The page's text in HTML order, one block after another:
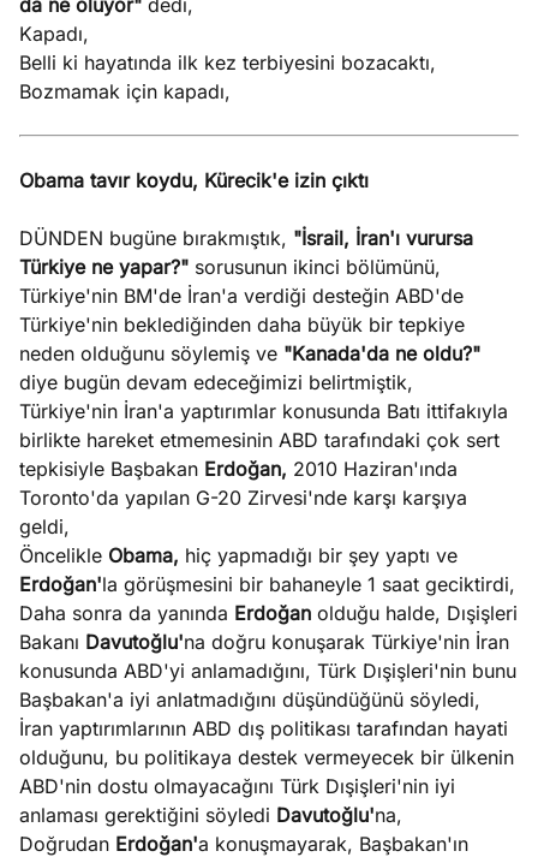
da ne oluyor" dedi,
Kapadı,
Belli ki hayatında ilk kez terbiyesini bozacaktı,
Bozmamak için kapadı,
Obama tavır koydu, Kürecik'e izin çıktı
DÜNDEN bugüne bırakmıştık, "İsrail, İran'ı vurursa
Türkiye ne yapar?" sorusunun ikinci bölümünü,
Türkiye'nin BM'de İran'a verdiği desteğin ABD'de
Türkiye'nin beklediğinden daha büyük bir tepkiye
neden olduğunu söylemiş ve "Kanada'da ne oldu?"
diye bugün devam edeceğimizi belirtmiştik,
Türkiye'nin İran'a yaptırımlar konusunda Batı ittifakıyla
birlikte hareket etmemesinin ABD tarafındaki çok sert
tepkisiyle Başbakan Erdoğan, 2010 Haziran'ında
Toronto'da yapılan G-20 Zirvesi'nde karşı karşıya
geldi,
Öncelikle Obama, hiç yapmadığı bir şey yaptı ve
Erdoğan'la görüşmesini bir bahaneyle 1 saat geciktirdi,
Daha sonra da yanında Erdoğan olduğu halde, Dışişleri
Bakanı Davutoğlu'na doğru konuşarak Türkiye'nin İran
konusunda ABD'yi anlamadığını, Türk Dışişleri'nin bunu
Başbakan'a iyi anlatmadığını düşündüğünü söyledi,
İran yaptırımlarının ABD dış politikası tarafından hayati
olduğunu, bu politikaya destek vermeyecek bir ülkenin
ABD'nin dostu olmayacağını Türk Dışişleri'nin iyi
anlaması gerektiğini söyledi Davutoğlu'na,
Doğrudan Erdoğan'a konuşmayarak, Başbakan'ın